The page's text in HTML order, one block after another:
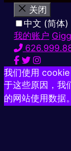
关闭
中文 (简体)
我的账户
我们使用
于这些原因，我
的网站使用数据。